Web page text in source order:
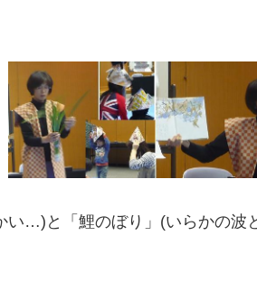
い…)と「鯉のぼり」(いらかの